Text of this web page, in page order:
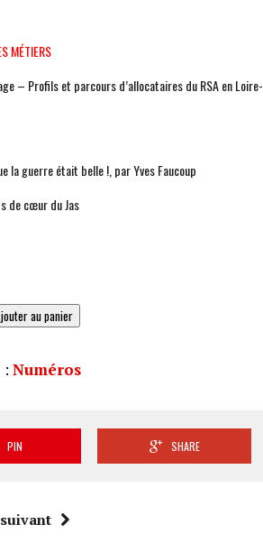
MÉTIERS
– Profils et parcours d’allocataires du RSA en Loire-
la guerre était belle !, par Yves Faucoup
de cœur du Jas
au panier
: Numéros
PIN SHARE